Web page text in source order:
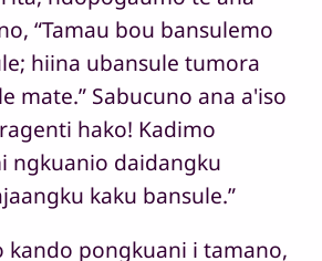
“Tamau bou bansulemo
hiina ubansule tumora
mate.” Sabucuno ana a'iso
hako! Kadimo
ngkuanio daidangku
kaku bansule.”
kando pongkuani i tamano,